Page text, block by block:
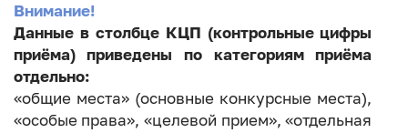
Внимание!
Данные в столбце КЦП (контрольные цифры
приёма) приведены по категориям приёма
отдельно:
«общие места» (основные конкурсные места),
«особые права», «целевой прием», «отдельная